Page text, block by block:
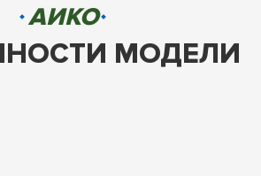
АИКО
МОДЕЛИ